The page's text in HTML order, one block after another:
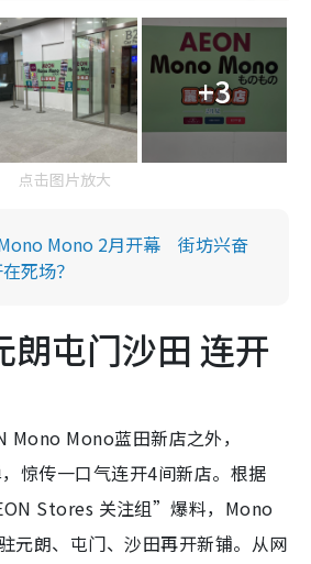
+3
点击图片放大
Mono 2月开幕 街坊兴奋
死场？
朗屯门沙田 连开
Mono Mono蓝田新店之外，
惊传一口气连开4间新店。根据
Stores 关注组”爆料，Mono
元朗、屯门、沙田再开新铺。从网